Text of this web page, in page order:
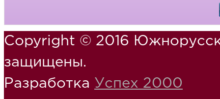
Copyright © 2016
защищены.
Разработка Успех 2000